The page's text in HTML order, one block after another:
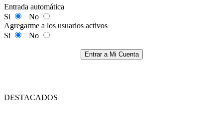
Entrada automática
Si
No
Agregarme a los usuarios activos
Si
No
Entrar a Mi Cuenta
DESTACADOS